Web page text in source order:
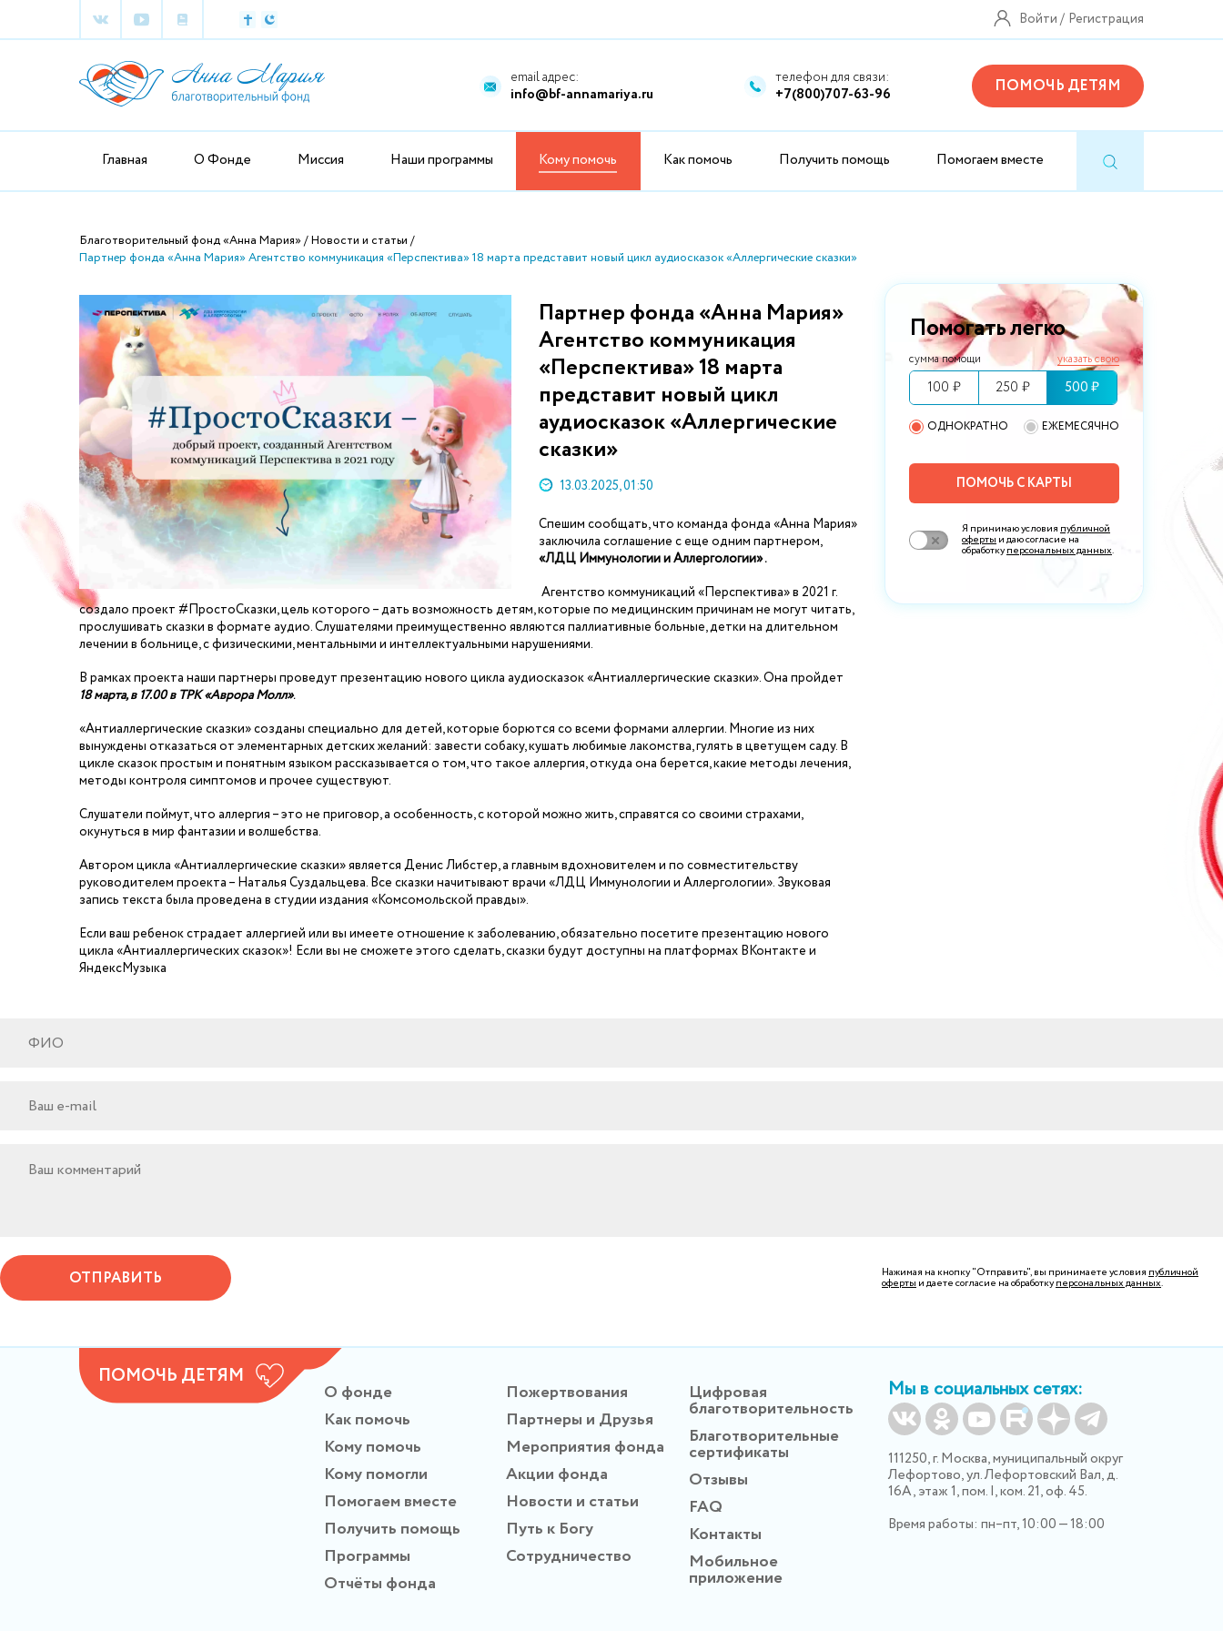
Войти Регистрация
email адрес:
info@bf-annamariya.ru
телефон для связи:
+7(800)707-63-96 ПОМОЧЬ ДЕТЯМ
Главная О Фонде Миссия Наши программы Кому помочь Как помочь Получить помощь Помогаем вместе
Благотворительный фонд «Анна Мария» Новости и статьи
Партнер фонда «Анна Мария» Агентство коммуникация «Перспектива» 18 марта представит новый цикл аудиосказок «Аллергические сказки»
Помогать легко
сумма помощи указать свою
100 ₽ 250 ₽ 500 ₽
ОДНОКРАТНО ЕЖЕМЕСЯЧНО
ПОМОЧЬ С КАРТЫ
Я принимаю условия публичной
оферты и даю согласие на
обработкуперсональных данных.
Партнер фонда «Анна Мария»
Агентство коммуникация
«Перспектива» 18 марта
представит новый цикл
аудиосказок «Аллергические
сказки»
13.03.2025, 01:50
Спешим сообщать, что команда фонда «Анна Мария»
заключила соглашение с еще одним партнером,
«ЛДЦ Иммунологии и Аллергологии» .
Агентство коммуникаций «Перспектива» в 2021 г.
создало проект #ПростоCказки, цель которого – дать возможность детям, которые по медицинским причинам не могут читать,
прослушивать сказки в формате аудио. Слушателями преимущественно являются паллиативные больные, детки на длительном
лечении в больнице, с физическими, ментальными и интеллектуальными нарушениями.
В рамках проекта наши партнеры проведут презентацию нового цикла аудиосказок «Антиаллергические сказки». Она пройдет
18 марта, в 17.00 в ТРК «Аврора Молл».
«Антиаллергические сказки» созданы специально для детей, которые борются со всеми формами аллергии. Многие из них
вынуждены отказаться от элементарных детских желаний: завести собаку, кушать любимые лакомства, гулять в цветущем саду. В
цикле сказок простым и понятным языком рассказывается о том, что такое аллергия, откуда она берется, какие методы лечения,
методы контроля симптомов и прочее существуют.
Слушатели поймут, что аллергия – это не приговор, а особенность, с которой можно жить, справятся со своими страхами,
окунуться в мир фантазии и волшебства.
Автором цикла «Антиаллергические сказки» является Денис Либстер, а главным вдохновителем и по совместительству
руководителем проекта – Наталья Суздальцева. Все сказки начитывают врачи «ЛДЦ Иммунологии и Аллергологии». Звуковая
запись текста была проведена в студии издания «Комсомольской правды».
Если ваш ребенок страдает аллергией или вы имеете отношение к заболеванию, обязательно посетите презентацию нового
цикла «Антиаллергических сказок»! Если вы не сможете этого сделать, сказки будут доступны на платформах ВКонтакте и
ЯндексМузыка
ОТПРАВИТЬ Нажимая на кнопку "Отправить", вы принимаете условия публичной
оферты и даете согласие на обработкуперсональных данных.
ПОМОЧЬ ДЕТЯМ
О фонде
Как помочь
Кому помочь
Кому помогли
Помогаем вместе
Получить помощь
Программы
Отчёты фонда
Пожертвования
Партнеры и Друзья
Мероприятия фонда
Акции фонда
Новости и статьи
Путь к Богу
Сотрудничество
Цифровая
благотворительность
Благотворительные
сертификаты
Отзывы
FAQ
Контакты
Мобильное
приложение
Мы в социальных сетях:
111250, г. Москва, муниципальный округ
Лефортово, ул. Лефортовский Вал, д.
16А, этаж 1, пом. I, ком. 21, оф. 45.
Время работы: пн–пт, 10:00 — 18:00